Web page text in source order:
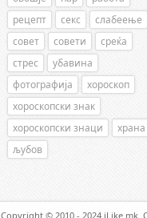
рецепт
секс
слабеење
совет
совети
среќа
стрес
убавина
фотографија
хороскоп
хороскопски знак
хороскопски знаци
храна
љубов
Copyright © 2010 - 2024 iLike.mk.